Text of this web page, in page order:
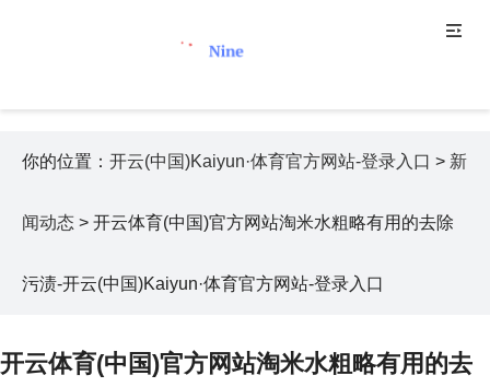
你的位置： 开云(中国)Kaiyun·体育官方网站-登录入口 > 新
闻动态 > 开云体育(中国)官方网站淘米水粗略有用的去除
污渍-开云(中国)Kaiyun·体育官方网站-登录入口
开云体育(中国)官方网站淘米水粗略有用的去